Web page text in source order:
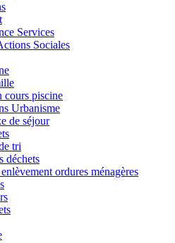
Services
Sociales
cours piscine
Urbanisme
de séjour
tri
déchets
ordures ménagères